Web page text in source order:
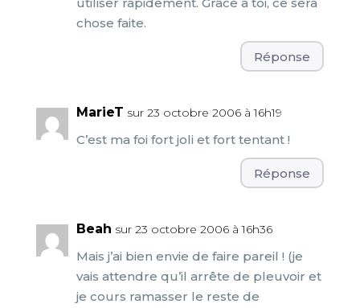
chose faite.
Réponse
MarieT sur 23 octobre 2006 à 16h19
C’est ma foi fort joli et fort tentant !
Réponse
Beah sur 23 octobre 2006 à 16h36
Mais j’ai bien envie de faire pareil ! (je
vais attendre qu’il arrête de pleuvoir et
je cours ramasser le reste de